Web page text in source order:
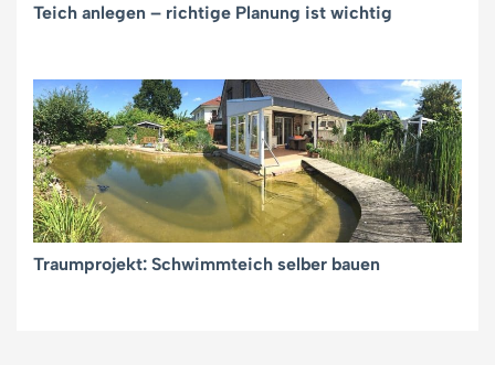
Teich anlegen – richtige Planung ist wichtig
Traumprojekt: Schwimmteich selber bauen